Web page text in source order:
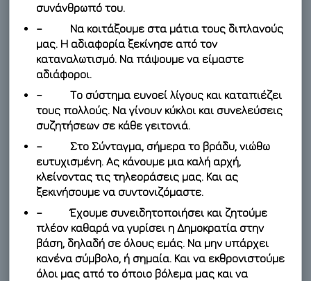
συνάνθρωπό του.
– Να κοιτάξουμε στα μάτια τους διπλανούς
μας. Η αδιαφορία ξεκίνησε από τον
καταναλωτισμό. Να πάψουμε να είμαστε
αδιάφοροι.
– Το σύστημα ευνοεί λίγους και καταπιέζει
τους πολλούς. Να γίνουν κύκλοι και συνελεύσεις
συζητήσεων σε κάθε γειτονιά.
– Στο Σύνταγμα, σήμερα το βράδυ, νιώθω
ευτυχισμένη. Ας κάνουμε μια καλή αρχή,
κλείνοντας τις τηλεοράσεις μας. Και ας
ξεκινήσουμε να συντονιζόμαστε.
– Έχουμε συνειδητοποιήσει και ζητούμε
πλέον καθαρά να γυρίσει η Δημοκρατία στην
βάση, δηλαδή σε όλους εμάς. Να μην υπάρχει
κανένα σύμβολο, ή σημαία. Και να εκθρονιστούμε
όλοι μας από το όποιο βόλεμα μας και να